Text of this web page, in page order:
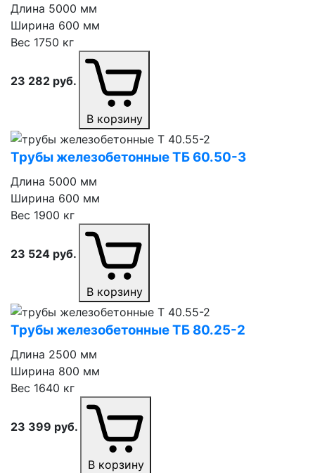
Длина 5000 мм
Ширина 600 мм
Вес 1750 кг
23 282 руб.
В корзину
Трубы железобетонные ТБ 60.50⁠-⁠3
Длина 5000 мм
Ширина 600 мм
Вес 1900 кг
23 524 руб.
В корзину
Трубы железобетонные ТБ 80.25⁠-⁠2
Длина 2500 мм
Ширина 800 мм
Вес 1640 кг
23 399 руб.
В корзину